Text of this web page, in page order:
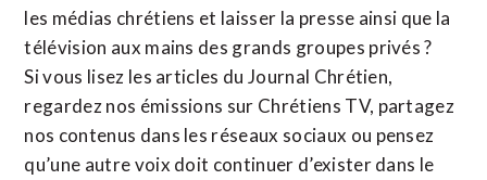
les médias chrétiens et laisser la presse ainsi que la
télévision aux mains des grands groupes privés ?
Si vous lisez les articles du Journal Chrétien,
regardez nos émissions sur Chrétiens TV, partagez
nos contenus dans les réseaux sociaux ou pensez
qu’une autre voix doit continuer d’exister dans le